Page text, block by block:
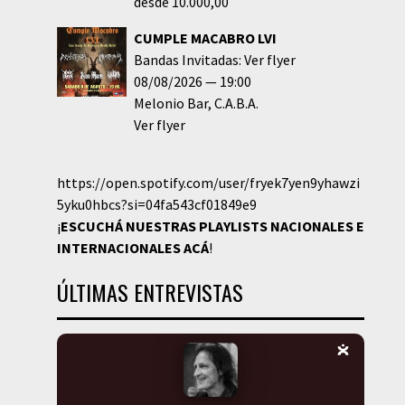
CUMPLE MACABRO LVI
Bandas Invitadas: Ver flyer
08/08/2026
19:00
Melonio Bar C.A.B.A.
Ver flyer
https://open.spotify.com/user/fryek7yen9yhawzi
5yku0hbcs?si=04fa543cf01849e9
¡ESCUCHÁ NUESTRAS PLAYLISTS NACIONALES E
INTERNACIONALESACÁ!
ÚLTIMAS ENTREVISTAS